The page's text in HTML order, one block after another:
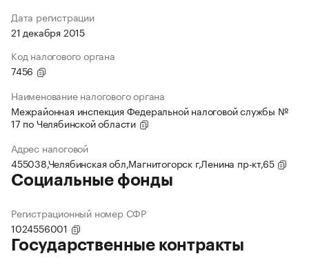
Дата регистрации
21 декабря 2015
Код налогового органа
7456
Наименование налогового органа
Межрайонная инспекция Федеральной налоговой службы №
17 по Челябинской области
Адрес налоговой
455038,Челябинская обл,Магнитогорск г,Ленина пр-кт,65
Социальные фонды
Регистрационный номер СФР
1024556001
Государственные контракты